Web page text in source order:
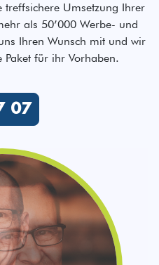
Umsetzung Ihrer
als 50’000 Werbe- und
Ihren Wunsch mit und wir
Paket für ihr Vorhaben.
07
Stäheli
| Innendienst
vielfältigen
und immer neuen